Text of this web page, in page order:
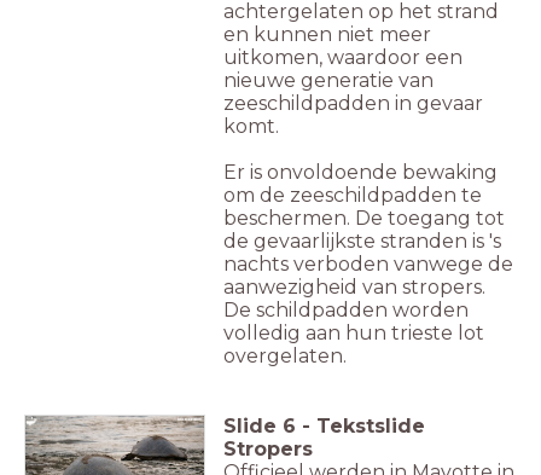
achtergelaten op het strand
en kunnen niet meer
uitkomen, waardoor een
nieuwe generatie van
zeeschildpadden in gevaar
komt.
Er is onvoldoende bewaking
om de zeeschildpadden te
beschermen. De toegang tot
de gevaarlijkste stranden is 's
nachts verboden vanwege de
aanwezigheid van stropers.
De schildpadden worden
volledig aan hun trieste lot
overgelaten.
Slide 6 - Tekstslide
Stropers